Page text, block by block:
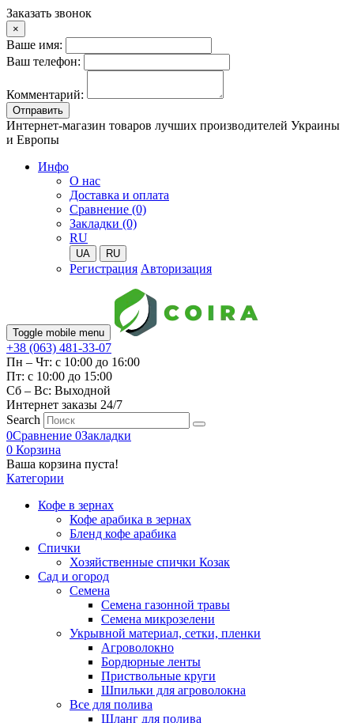
Заказать звонок
×
Ваше имя:
Ваш телефон:
Комментарий:
Отправить
Интернет-магазин товаров лучших производителей Украины
и Европы
Инфо
О нас
Доставка и оплата
Сравнение (0)
Закладки (0)
RU
UA RU
Регистрация Авторизация
Toggle mobile menu
+38 (063) 481-33-07
Пн – Чт: с 10:00 до 16:00
Пт: с 10:00 до 15:00
Сб – Вс: Выходной
Интернет заказы 24/7
Search
0Сравнение 0Закладки
0 Корзина
Ваша корзина пуста!
Категории
Кофе в зернах
Кофе арабика в зернах
Бленд кофе арабика
Спички
Хозяйственные спички Козак
Сад и огород
Семена
Семена газонной травы
Семена микрозелени
Укрывной материал, сетки, пленки
Агроволокно
Бордюрные ленты
Приствольные круги
Шпильки для агроволокна
Все для полива
Шланг для полива